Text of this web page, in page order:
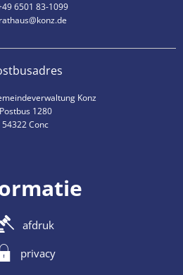
6501 83-1099
rathaus@konz.de
Konz
Postbus 1280
54322 Conc
afdruk
privacy